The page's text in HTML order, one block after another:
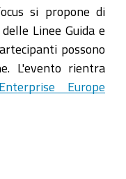
si propone di
Linee Guida e
possono
L'evento rientra
Enterprise Europe